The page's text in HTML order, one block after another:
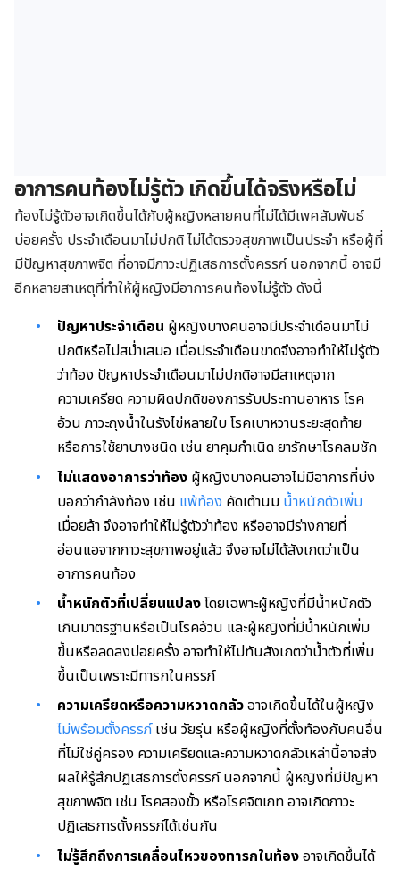
อาการคนท้องไม่รู้ตัวเกิดขึ้นได้จริงหรือไม่
ท้องไม่รู้ตัวอาจเกิดขึ้นได้กับผู้หญิงหลายคนที่ไม่ได้มีเพศสัมพันธ์
บ่อยครั้ง ประจำเดือนมาไม่ปกติ ไม่ได้ตรวจสุขภาพเป็นประจำ หรือผู้ที่
มีปัญหาสุขภาพจิต ที่อาจมีภาวะปฏิเสธการตั้งครรภ์ นอกจากนี้ อาจมี
อีกหลายสาเหตุที่ทำให้ผู้หญิงมีอาการคนท้องไม่รู้ตัว ดังนี้
ปัญหาประจำเดือน ผู้หญิงบางคนอาจมีประจำเดือนมาไม่
ปกติหรือไม่สม่ำเสมอ เมื่อประจำเดือนขาดจึงอาจทำให้ไม่รู้ตัว
ว่าท้อง ปัญหาประจำเดือนมาไม่ปกติอาจมีสาเหตุจาก
ความเครียด ความผิดปกติของการรับประทานอาหาร โรค
อ้วน ภาวะถุงน้ำในรังไข่หลายใบ โรคเบาหวานระยะสุดท้าย
หรือการใช้ยาบางชนิด เช่น ยาคุมกำเนิด ยารักษาโรคลมชัก
ไม่แสดงอาการว่าท้อง ผู้หญิงบางคนอาจไม่มีอาการที่บ่ง
บอกว่ากำลังท้อง เช่น แพ้ท้อง คัดเต้านม น้ำหนักตัวเพิ่ม
เมื่อยล้า จึงอาจทำให้ไม่รู้ตัวว่าท้อง หรืออาจมีร่างกายที่
อ่อนแอจากภาวะสุขภาพอยู่แล้ว จึงอาจไม่ได้สังเกตว่าเป็น
อาการคนท้อง
น้ำหนักตัวที่เปลี่ยนแปลงโดยเฉพาะผู้หญิงที่มีน้ำหนักตัว
เกินมาตรฐานหรือเป็นโรคอ้วน และผู้หญิงที่มีน้ำหนักเพิ่ม
ขึ้นหรือลดลงบ่อยครั้ง อาจทำให้ไม่ทันสังเกตว่าน้ำตัวที่เพิ่ม
ขึ้นเป็นเพราะมีทารกในครรภ์
ความเครียดหรือความหวาดกลัวอาจเกิดขึ้นได้ในผู้หญิง
ไม่พร้อมตั้งครรภ์เช่น วัยรุ่น หรือผู้หญิงที่ตั้งท้องกับคนอื่น
ที่ไม่ใช่คู่ครอง ความเครียดและความหวาดกลัวเหล่านี้อาจส่ง
ผลให้รู้สึกปฏิเสธการตั้งครรภ์ นอกจากนี้ ผู้หญิงที่มีปัญหา
สุขภาพจิต เช่น โรคสองขั้ว หรือโรคจิตเภท อาจเกิดภาวะ
ปฏิเสธการตั้งครรภ์ได้เช่นกัน
ไม่รู้สึกถึงการเคลื่อนไหวของทารกในท้องอาจเกิดขึ้นได้